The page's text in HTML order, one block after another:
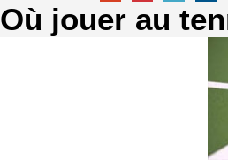
Où jouer au